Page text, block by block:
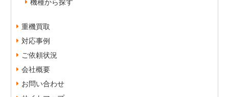
重機買取
対応事例
ご依頼状況
会社概要
お問い合わせ